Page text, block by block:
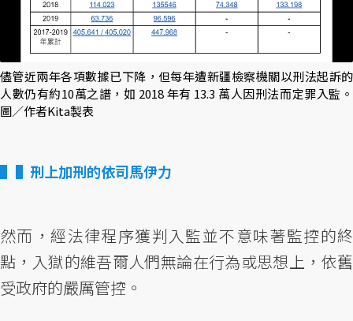
儘管近兩年各項數據已下降，但每年遭新疆檢察機關以刑法起訴的
人數仍有約10萬之譜，如 2018 年有 13.3 萬人因刑法而定罪入監。
圖／作者Kita製表
▌刑上加刑的依司馬伊力
然而，經法律程序獲判入監並不意味著監控的終
點，入獄的維吾爾人們無論在行為或思想上，依舊
受政府的嚴厲管控。